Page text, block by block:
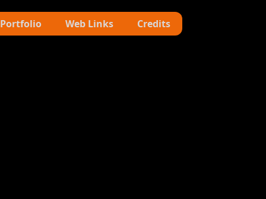
Portfolio Web Links Credits